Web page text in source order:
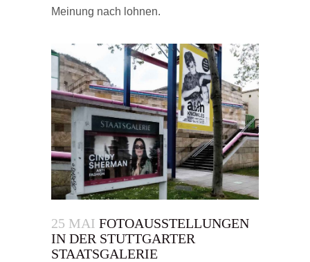
Meinung nach lohnen.
25 MAI FOTOAUSSTELLUNGEN
IN DER STUTTGARTER
STAATSGALERIE